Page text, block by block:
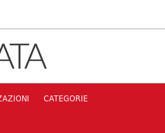
CATEGORIE